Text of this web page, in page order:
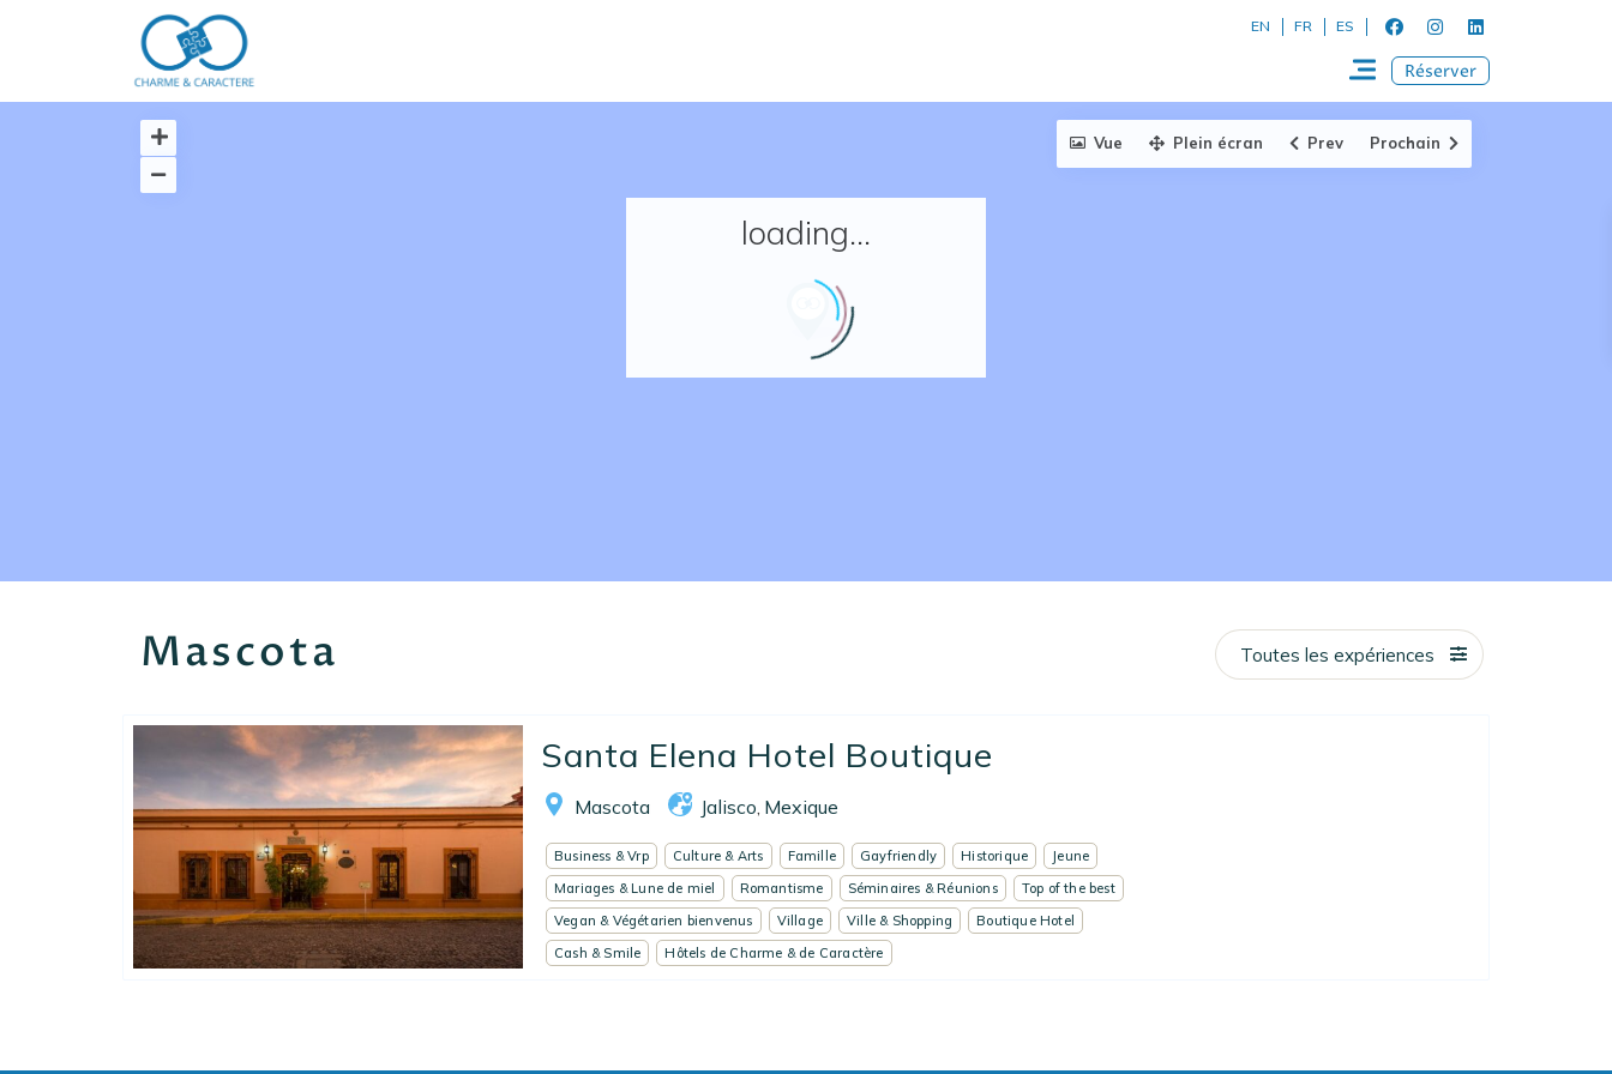
Réserver un séjour
EN FR ES
Réserver
loading...
Vue Plein écran Prev Prochain
Mascota Toutes les expériences
Santa Elena Hotel Boutique
Mascota Jalisco Mexique
Business & Vrp Culture & Arts Famille Gayfriendly Historique
Jeune
Mariages & Lune de miel
Romantisme Séminaires & Réunions
Top of the best
Vegan & Végétarien bienvenus
Village Ville & Shopping
Boutique Hotel
Cash & Smile
Hôtels de Charme & de Caractère